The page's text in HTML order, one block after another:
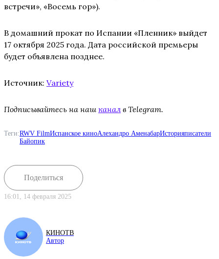
встречи», «Восемь гор»).
В домашний прокат по Испании «Пленник» выйдет
17 октября 2025 года. Дата российской премьеры
будет объявлена позднее.
Источник: Variety
Подписывайтесь на наш канал в Telegram.
Теги:RWV FilmИспанское киноАлехандро АменабарИсторияписатели
Байопик
Поделиться
16:01, 14 февраля 2025
КИНОТВ
Автор